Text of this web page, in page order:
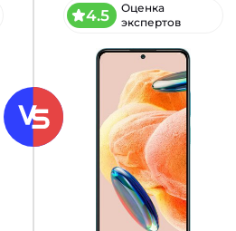
4.5
Оценка
экспертов